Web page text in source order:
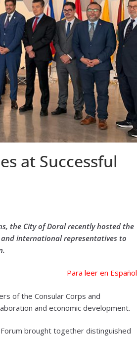
at Successful
the City of Doral recently hosted the
international representatives to
Para leer en Español
of the Consular Corps and
and economic development.
brought together distinguished